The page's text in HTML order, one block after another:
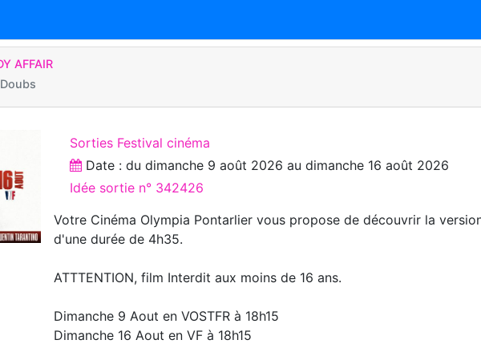
AFFAIR
Sorties Festival cinéma
Date : du dimanche 9 août 2026 au dimanche 16 août 2026
Idée sortie n° 342426
Votre Cinéma Olympia Pontarlier vous propose de découvrir la
d'une durée de 4h35.
ATTTENTION, film Interdit aux moins de 16 ans.
Dimanche 9 Aout en VOSTFR à 18h15
Dimanche 16 Aout en VF à 18h15